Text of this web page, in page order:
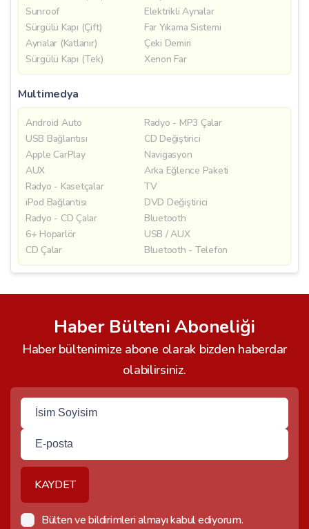
Sunroof
Elektrikli Aynalar
Sürgülü Kapı (Çift)
Far Yıkama Sistemi
Aynalar (Katlanır)
Çeki Demiri
Sürgülü Kapı (Tek)
Xenon Far
Multimedya
Android Auto
Radyo - MP3 Çalar
USB Bağlantısı
CD Değiştirici
Apple CarPlay
Navigasyon
AUX
Arka Eğlence Paketi
Radyo - Kasetçalar
TV
iPod Bağlantısı
DVD Değiştirici
Radyo - CD Çalar
Bluetooth
6+ Hoparlör
USB / AUX
CD Çalar
Bluetooth - Telefon
Haber Bülteni Aboneliği
Haber bültenimize abone olarak bizden haberdar
olabilirsiniz.
KAYDET
Bülten ve bildirimleri almayı kabul ediyorum.